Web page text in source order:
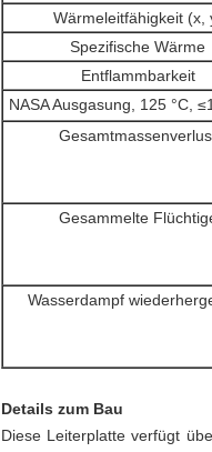
Wärmeleitfähigkeit (x,
Spezifische Wärme
Entflammbarkeit
NASA Ausgasung, 125 °C,
Gesammelte
Wasserdampf
Details zum Bau
Diese Leiterplatte verfügt